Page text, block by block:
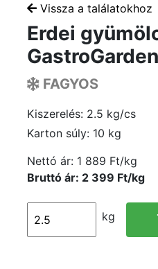
Vissza a találatokhoz
Erdei
GastroGarden
FAGYOS
Kiszerelés: 2.5 kg/cs
Karton súly: 10 kg
Nettó ár: 1 889 Ft/kg
Bruttó ár: 2 399 Ft/kg
kg